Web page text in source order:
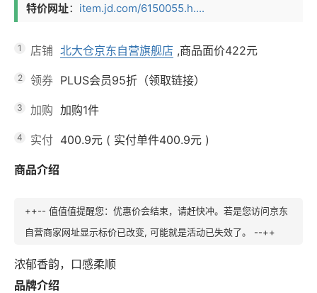
特价网址： item.jd.com/6150055.h....
1 店铺 北大仓京东自营旗舰店 ,商品面价422元
2 领券 PLUS会员95折（领取链接）
3 加购 加购1件
4 实付 400.9元 ( 实付单件400.9元 )
商品介绍
++-- 值值值提醒您：优惠价会结束，请赶快冲。若是您访问京东
自营商家网址显示标价已改变, 可能就是活动已失效了。 --++
浓郁香韵，口感柔顺
品牌介绍